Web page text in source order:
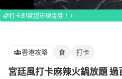
Loaded
打卡即賞超市現金券！
香港攻略 食 打卡
宮廷風打卡麻辣火鍋放題